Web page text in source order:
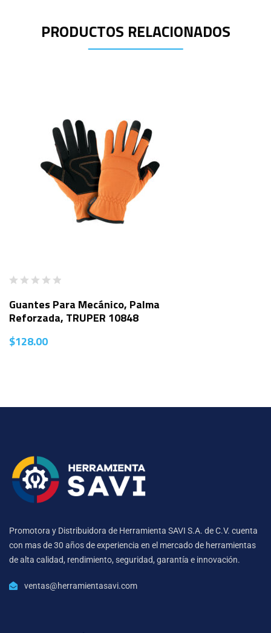
PRODUCTOS RELACIONADOS
Guantes Para Mecánico, Palma
Reforzada, TRUPER 10848
$128.00
Promotora y Distribuidora de Herramienta SAVI S.A. de C.V. cuenta
con mas de 30 años de experiencia en el mercado de herramientas
de alta calidad, rendimiento, seguridad, garantía e innovación.
ventas@herramientasavi.com